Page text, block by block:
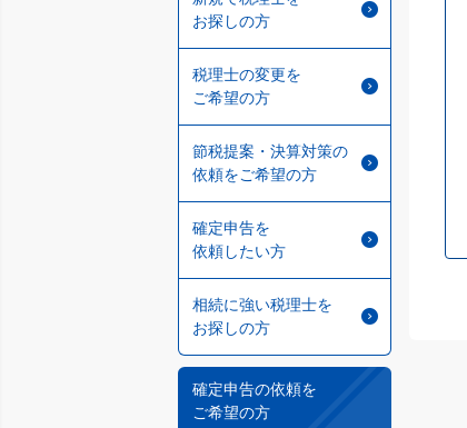
お探しの方
税理士の変更を
ご希望の方
節税提案・決算対策の
依頼をご希望の方
確定申告を
依頼したい方
相続に強い税理士を
お探しの方
確定申告の依頼を
ご希望の方